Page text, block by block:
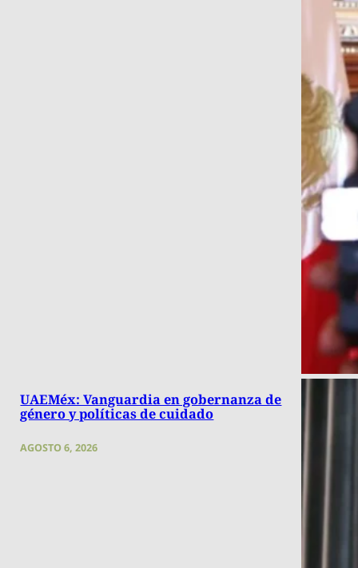
UAEMéx: Vanguardia en gobernanza de
género y políticas de cuidado
AGOSTO 6, 2026